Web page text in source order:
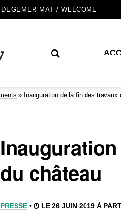
MAT / WELCOME
» Inauguration de la fin des travaux
du château
PRESSE• LE 26 JUIN 2019 À